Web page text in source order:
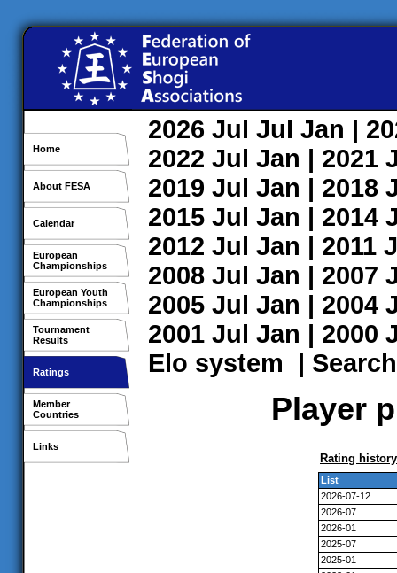
Home
About FESA
Calendar
European
Championships
European Youth
Championships
Tournament
Results
Ratings
Member
Countries
Links
2026 Jul Jul Jan |
2022 Jul Jan | 2021
2019 Jul Jan | 2018
2015 Jul Jan | 2014
2012 Jul Jan | 2011
2008 Jul Jan | 2007
2005 Jul Jan | 2004
2001 Jul Jan | 2000
Elo system | Search
Player
Rating history
List
2026-07-12
2026-07
2026-01
2025-07
2025-01